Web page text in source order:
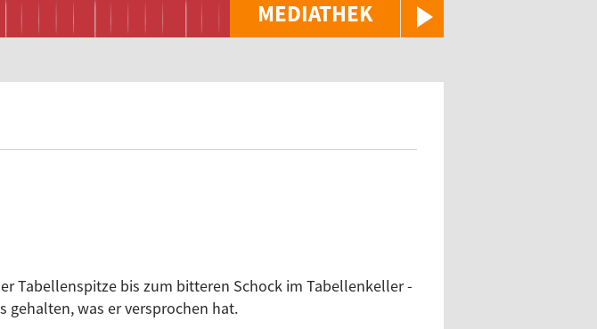
MEDIATHEK
Tabellenspitze bis zum bitteren Schock im Tabellenkeller -
gehalten, was er versprochen hat.